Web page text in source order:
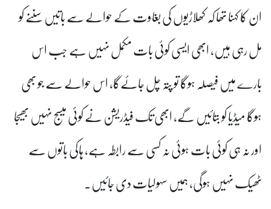
ان کا کہنا تھا کہ کھلاڑیوں کی بغاوت کے حوالے سے باتیں سننے کو
مل رہی ہیں، ابھی ایسی کوئی بات مکمل نہیں ہے جب اس
بارے میں فیصلہ ہوگا تو پتہ چل جائےگا، اس حوالے سے جو بھی
ہوگا میڈیا کو بتائیں گے، ابھی تک فیڈریشن نے کوئی میسج نہیں بھیجا
اور نہ ہی کوئی بات ہوئی نہ کسی سے رابطہ ہے، ہاکی باتوں سے
ٹھیک نہیں ہوگی، ہمیں سہولیات دی جائیں۔